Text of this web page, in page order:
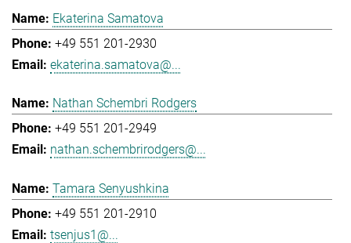
Ekaterina Samatova
+49 551 201-2930
ekaterina.samatova@...
Nathan Schembri Rodgers
+49 551 201-2949
nathan.schembrirodgers@...
Tamara Senyushkina
+49 551 201-2910
tsenjus1@...